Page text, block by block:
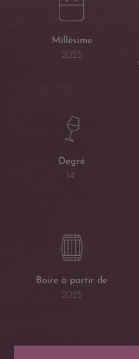
Millésime
2023
Degré
14°
Boire à partir de
2025